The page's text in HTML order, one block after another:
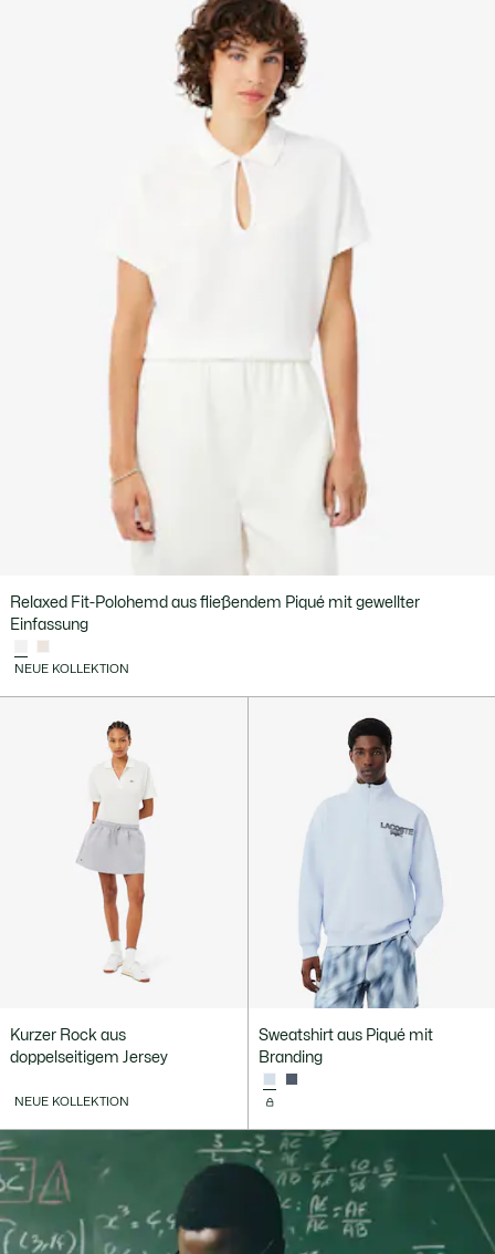
Relaxed Fit-Polohemd aus fließendem Piqué mit gewellter
Einfassung
NEUE KOLLEKTION
Kurzer Rock aus
doppelseitigem Jersey
NEUE KOLLEKTION
Sweatshirt aus Piqué mit
Branding